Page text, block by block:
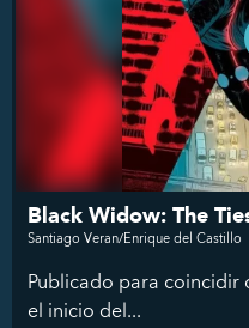
Black Widow: The
Santiago Veran/Enrique del Castillo
Publicado para coincidir
el inicio del...